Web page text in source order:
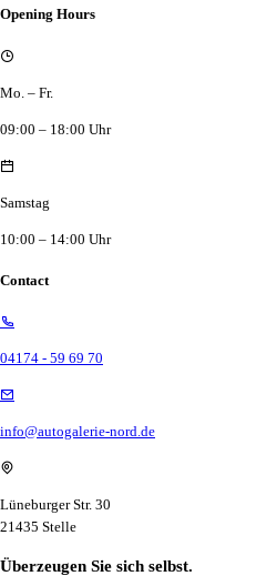
Opening Hours
Mo. – Fr.
09:00 – 18:00 Uhr
Samstag
10:00 – 14:00 Uhr
Contact
04174 - 59 69 70
info@autogalerie-nord.de
Lüneburger Str. 30
21435 Stelle
Überzeugen Sie sich selbst.